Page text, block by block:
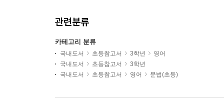
관련분류
카테고리 분류
국내도서 초등참고서 3학년
영어
국내도서
초등참고서
3학년
국내도서
초등참고서 영어 문법(초등)